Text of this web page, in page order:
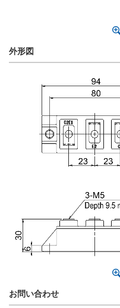
外形図
お問い合わせ